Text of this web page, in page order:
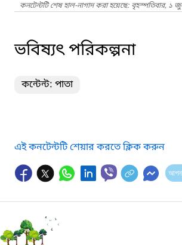
কনটেন্টটি শেষ হাল-নাগাদ করা হয়েছে: বৃহস্পতিবার,
ভবিষ্যৎ পরিকল্পনা
কন্টেন্ট: পাতা
এই কনটেন্টটি শেয়ার করতে ক্লিক করুন